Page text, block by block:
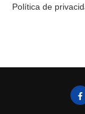
Política de